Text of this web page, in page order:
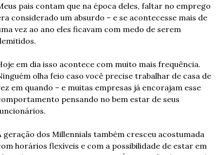
pais contam que na época deles, faltar no emprego
considerado um absurdo – e se acontecesse mais de
vez ao ano eles ficavam com medo de serem
em dia isso acontece com muito mais frequência.
olha feio caso você precise trabalhar de casa de
em quando – e muitas empresas já encorajam esse
pensando no bem estar de seus
geração dos Millennials também cresceu acostumada
horários flexíveis e com a possibilidade de estar em